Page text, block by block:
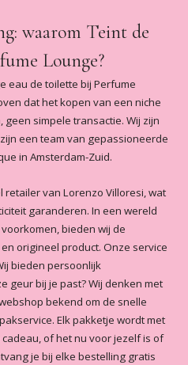
. Een
Groetjes ank.
03-07
02
talk
14
de toilette
genoeg van
14
waarom Teint de
Lounge?
eau de toilette bij Perfume
dat het kopen van een niche
simpele transactie. Wij zijn
een team van gepassioneerde
in Amsterdam-Zuid.
retailer van Lorenzo Villoresi, wat
garanderen. In een wereld
bieden wij de
origineel product. Onze service
bieden persoonlijk
geur bij je past? Wij denken met
bekend om de snelle
Elk pakketje wordt met
of het nu voor jezelf is of
je bij elke bestelling gratis